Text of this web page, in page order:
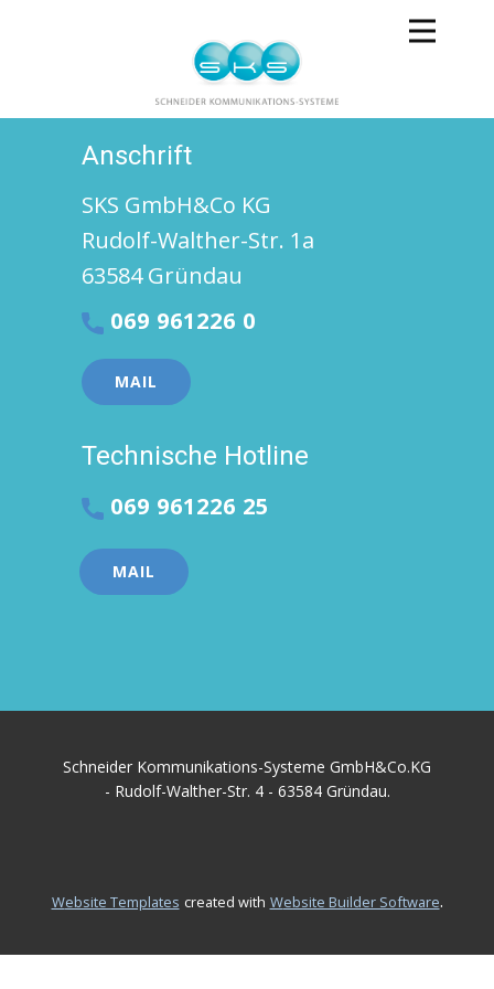
Anschrift
Technische Hotline
SKS GmbH&Co KG
Rudolf-Walther-Str. 1a
63584 Gründau
069 961226 25
MAIL
069 961226 0
MAIL
Schneider Kommunikations-Systeme GmbH&Co.KG
- Rudolf-Walther-Str. 4 - 63584 Gründau.
Website Templates created with Website Builder Software.